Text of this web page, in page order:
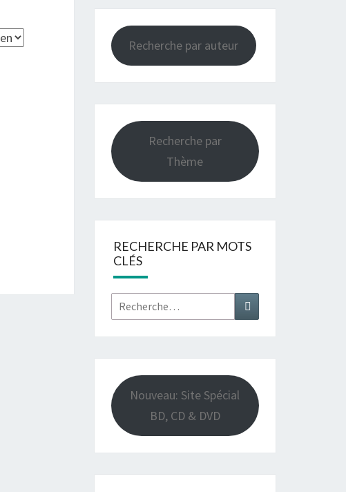
Recherche par auteur
Recherche par
Thème
RECHERCHE PAR MOTS
CLÉS
Rechercher : Recherche
Nouveau: Site Spécial
BD, CD & DVD